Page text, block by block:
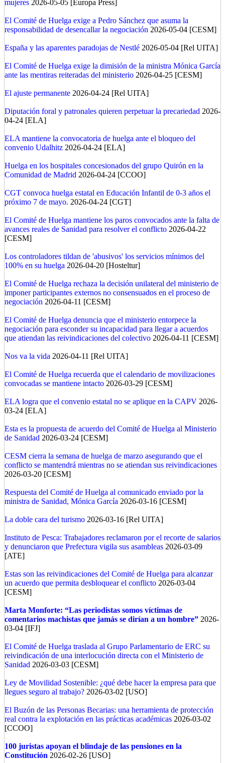
mujeres 2026-05-05 [Europa Press]
El Comité de Huelga exige a Pedro Sánchez que asuma la
responsabilidad de desencallar la negociación 2026-05-04 [CESM]
España y las aparentes paradojas de Nestlé 2026-05-04 [Rel UITA]
El Comité de Huelga exige la dimisión de la ministra Mónica García
ante las mentiras reiteradas del ministerio 2026-04-25 [CESM]
El ajuste permanente 2026-04-24 [Rel UITA]
Diputación foral y patronales quieren perpetuar la precariedad 2026-
04-24 [ELA]
ELA mantiene la convocatoria de huelga ante el bloqueo del
convenio Udalhitz 2026-04-24 [ELA]
Huelga en los hospitales concesionados del grupo Quirón en la
Comunidad de Madrid 2026-04-24 [CCOO]
CGT convoca huelga estatal en Educación Infantil de 0-3 años el
próximo 7 de mayo. 2026-04-24 [CGT]
El Comité de Huelga mantiene los paros convocados ante la falta de
avances reales de Sanidad para resolver el conflicto 2026-04-22
[CESM]
Los controladores tildan de 'abusivos' los servicios mínimos del
100% en su huelga 2026-04-20 [Hosteltur]
El Comité de Huelga rechaza la decisión unilateral del ministerio de
imponer participantes externos no consensuados en el proceso de
negociación 2026-04-11 [CESM]
El Comité de Huelga denuncia que el ministerio entorpece la
negociación para esconder su incapacidad para llegar a acuerdos
que atiendan las reivindicaciones del colectivo 2026-04-11 [CESM]
Nos va la vida 2026-04-11 [Rel UITA]
El Comité de Huelga recuerda que el calendario de movilizaciones
convocadas se mantiene intacto 2026-03-29 [CESM]
ELA logra que el convenio estatal no se aplique en la CAPV 2026-
03-24 [ELA]
Esta es la propuesta de acuerdo del Comité de Huelga al Ministerio
de Sanidad 2026-03-24 [CESM]
CESM cierra la semana de huelga de marzo asegurando que el
conflicto se mantendrá mientras no se atiendan sus reivindicaciones
2026-03-20 [CESM]
Respuesta del Comité de Huelga al comunicado enviado por la
ministra de Sanidad, Mónica García 2026-03-16 [CESM]
La doble cara del turismo 2026-03-16 [Rel UITA]
Instituto de Pesca: Trabajadores reclamaron por el recorte de salarios
y denunciaron que Prefectura vigila sus asambleas 2026-03-09
[ATE]
Estas son las reivindicaciones del Comité de Huelga para alcanzar
un acuerdo que permita desbloquear el conflicto 2026-03-04
[CESM]
Marta Monforte: “Las periodistas somos víctimas de
comentarios machistas que jamás se dirían a un hombre” 2026-
03-04 [IFJ]
El Comité de Huelga traslada al Grupo Parlamentario de ERC su
reivindicación de una interlocución directa con el Ministerio de
Sanidad 2026-03-03 [CESM]
Ley de Movilidad Sostenible: ¿qué debe hacer la empresa para que
llegues seguro al trabajo? 2026-03-02 [USO]
El Buzón de las Personas Becarias: una herramienta de protección
real contra la explotación en las prácticas académicas 2026-03-02
[CCOO]
100 juristas apoyan el blindaje de las pensiones en la
Constitución 2026-02-26 [USO]